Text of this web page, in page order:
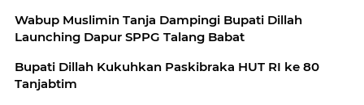
Wabup Muslimin Tanja Dampingi Bupati Dillah
Launching Dapur SPPG Talang Babat
Bupati Dillah Kukuhkan Paskibraka HUT RI ke 80
Tanjabtim